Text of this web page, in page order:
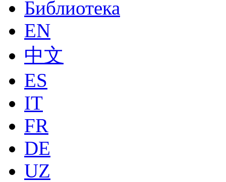
Библиотека
EN
中文
ES
IT
FR
DE
UZ